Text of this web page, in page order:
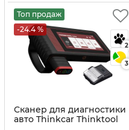
Топ продаж
-24.4 %
2
3
Сканер для диагностики
авто Thinkcar Thinktool